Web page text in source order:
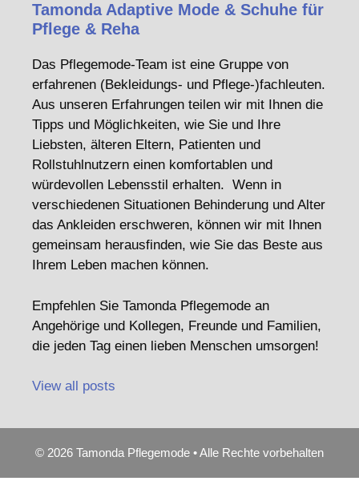
Tamonda Adaptive Mode & Schuhe für
Pflege & Reha
Das Pflegemode-Team ist eine Gruppe von
erfahrenen (Bekleidungs- und Pflege-)fachleuten.
Aus unseren Erfahrungen teilen wir mit Ihnen die
Tipps und Möglichkeiten, wie Sie und Ihre
Liebsten, älteren Eltern, Patienten und
Rollstuhlnutzern einen komfortablen und
würdevollen Lebensstil erhalten. Wenn in
verschiedenen Situationen Behinderung und Alter
das Ankleiden erschweren, können wir mit Ihnen
gemeinsam herausfinden, wie Sie das Beste aus
Ihrem Leben machen können.
Empfehlen Sie Tamonda Pflegemode an
Angehörige und Kollegen, Freunde und Familien,
die jeden Tag einen lieben Menschen umsorgen!
View all posts
© 2026 Tamonda Pflegemode • Alle Rechte vorbehalten